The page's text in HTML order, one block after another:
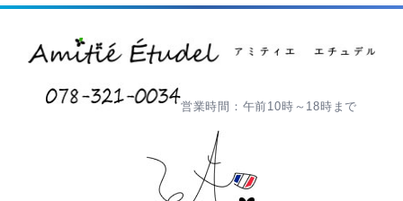
営業時間：午前10時～18時まで